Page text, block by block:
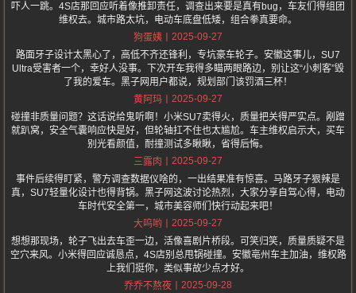
吓人一跳。4S店那回应听着像推卸责任，调查出来要是真有bug，车友们得组团
维权去。城市路太坑，电动车底盘低矮，组合拳真要命。
狗蛋姨
2025-09-27
路面牙子设计太黑心了，高低不齐还锋利，专坑豪车轮子。安徽这事儿，SU7
Ultra受害者一个，幸好人没事。下次开车我得多瞄两眼路边，别让这“小刺客”毁
了我的爱车。黑子网用户都说，规划部门该罚酒三杯！
黄阿玛
2025-09-27
碰撞非质量问题？这话说给鬼听啊！小米SU7卖得火，质量把关得严实点。剐蹭
就趴窝，安全气囊响应快是好，但轮轴扛不住也太尴尬。车主维权启示大，买车
别光看颜值，耐撞测试多瞅瞅，省得后悔。
三露肉
2025-09-27
事件后续得盯紧，警方调查数据仪啥的，一出结果准有惊喜。马路牙子狠辣是
真，SU7轻量化设计也得背锅。黑子网这波讨论热烈，大家分享自驾心得，电动
车时代安全第一，城市美容师们快行动起来吧！
大呜哟
2025-09-27
想想那现场，轮子飞出去车歪一边，活像喜剧片桥段。可笑归笑，质量质疑不是
空穴来风。小米得回应诚恳点，4S店别总甩锅碰撞。安徽亳州车主加油，维权路
上我们挺你，类似事故少点才好。
乔乔不熬夜
2025-09-28